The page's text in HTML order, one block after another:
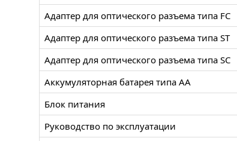
Адаптер для оптического разъема типа FC
Адаптер для оптического разъема типа ST
Адаптер для оптического разъема типа SC
Аккумуляторная батарея типа АА
Блок питания
Руководство по эксплуатации